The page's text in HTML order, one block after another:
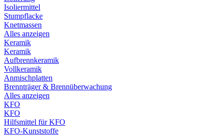
Isoliermittel
Stumpflacke
Knetmassen
Alles anzeigen
Keramik
Keramik
Aufbrennkeramik
Vollkeramik
Anmischplatten
Brennträger & Brennüberwachung
Alles anzeigen
KFO
KFO
Hilfsmittel für KFO
KFO-Kunststoffe